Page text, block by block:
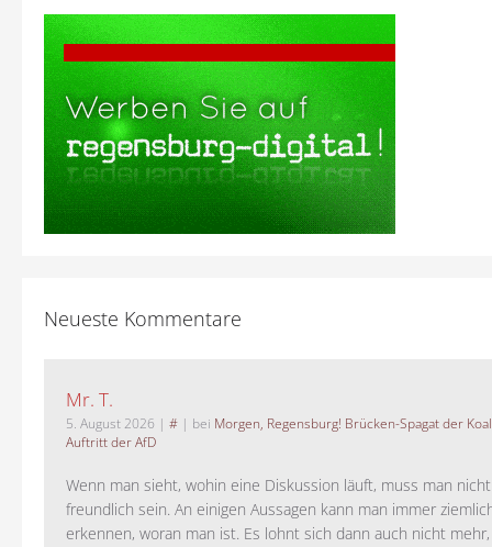
Neueste Kommentare
Mr. T.
5. August 2026 | # | bei Morgen, Regensburg! Brücken-Spagat der
Auftritt der AfD
Wenn man sieht, wohin eine Diskussion läuft, muss man
freundlich sein. An einigen Aussagen kann man immer
erkennen, woran man ist. Es lohnt sich dann auch nicht mehr,